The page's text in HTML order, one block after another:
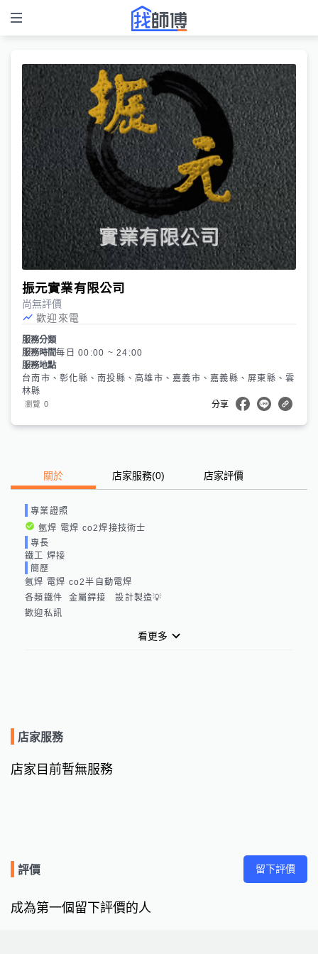
振元實業有限公司
尚無評價
歡迎來電
服務分類
服務時間每日 00:00 ~ 24:00
服務地點
台南市、彰化縣、南投縣、高雄市、嘉義市、嘉義縣、屏東縣、雲
林縣
瀏覽 0 分享
關於 店家服務(0) 店家評價
專業證照
氬焊 電焊 co2焊接技術士
專長
鐵工 焊接
簡歷
氬焊 電焊 co2半自動電焊
各類鐵件  金屬銲接   設計製造💡
歡迎私訊
看更多
店家服務
店家目前暫無服務
評價 留下評價
成為第一個留下評價的人